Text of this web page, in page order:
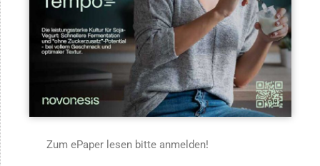
Zum ePaper lesen bitte anmelden!